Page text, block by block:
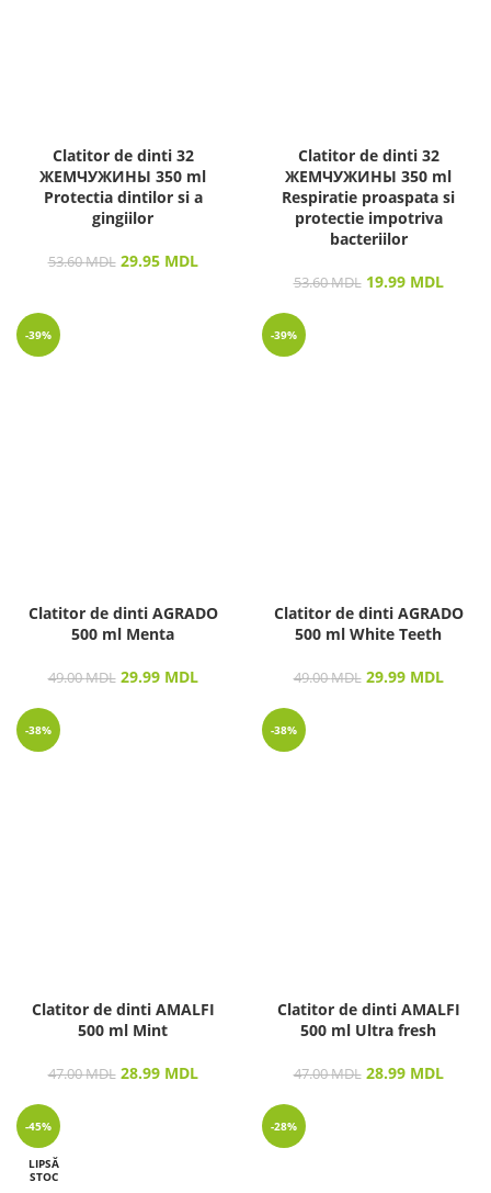
Clatitor de dinti 32
ЖЕМЧУЖИНЫ 350 ml
Protectia dintilor si a
gingiilor
53.60MDL 29.95 MDL
Clatitor de dinti 32
ЖЕМЧУЖИНЫ 350 ml
Respiratie proaspata si
protectie impotriva
bacteriilor
53.60MDL 19.99 MDL
-39%
Clatitor de dinti AGRADO
500 ml Menta
49.00MDL 29.99 MDL
-39%
Clatitor de dinti AGRADO
500 ml White Teeth
49.00MDL 29.99 MDL
-38%
Clatitor de dinti AMALFI
500 ml Mint
47.00MDL 28.99 MDL
-38%
Clatitor de dinti AMALFI
500 ml Ultra fresh
47.00MDL 28.99 MDL
-45%
LIPSĂ
STOC
-28%